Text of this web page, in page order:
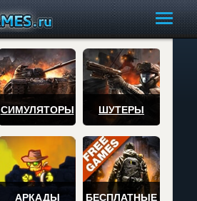
СИМУЛЯТОРЫ ШУТЕРЫ
АРКАДЫ БЕСПЛАТНЫЕ